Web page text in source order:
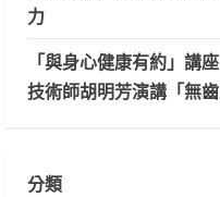
力
「與身心健康有約」講
技術師胡明芳演講「無
分類